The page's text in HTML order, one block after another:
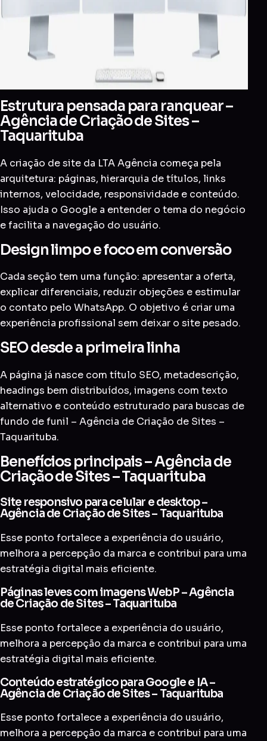
Estrutura pensada para ranquear –
Agência de Criação de Sites –
Taquarituba
A criação de site da LTA Agência começa pela
arquitetura: páginas, hierarquia de títulos, links
internos, velocidade, responsividade e conteúdo.
Isso ajuda o Google a entender o tema do negócio
e facilita a navegação do usuário.
Design limpo e foco em conversão
Cada seção tem uma função: apresentar a oferta,
explicar diferenciais, reduzir objeções e estimular
o contato pelo WhatsApp. O objetivo é criar uma
experiência profissional sem deixar o site pesado.
SEO desde a primeira linha
A página já nasce com título SEO, metadescrição,
headings bem distribuídos, imagens com texto
alternativo e conteúdo estruturado para buscas de
fundo de funil – Agência de Criação de Sites –
Taquarituba.
Benefícios principais – Agência de
Criação de Sites – Taquarituba
Site responsivo para celular e desktop –
Agência de Criação de Sites – Taquarituba
Esse ponto fortalece a experiência do usuário,
melhora a percepção da marca e contribui para uma
estratégia digital mais eficiente.
Páginas leves com imagens WebP – Agência
de Criação de Sites – Taquarituba
Esse ponto fortalece a experiência do usuário,
melhora a percepção da marca e contribui para uma
estratégia digital mais eficiente.
Conteúdo estratégico para Google e IA –
Agência de Criação de Sites – Taquarituba
Esse ponto fortalece a experiência do usuário,
melhora a percepção da marca e contribui para uma